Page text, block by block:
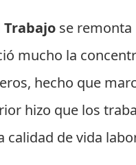
Trabajo se remonta
mucho la
hecho que
hizo que los
calidad de vida